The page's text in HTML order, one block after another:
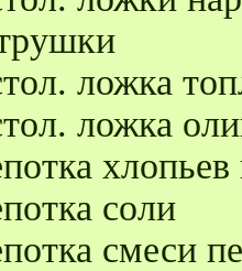
ложка
ложка
хлопьев
соли
смеси